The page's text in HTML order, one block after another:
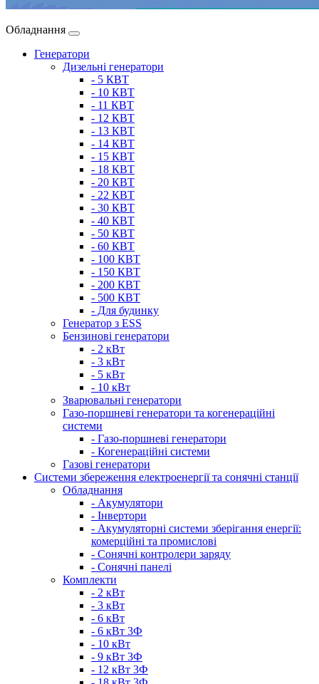
Обладнання
Генератори
Дизельні генератори
- 5 КВТ
- 10 КВТ
- 11 КВТ
- 12 КВТ
- 13 КВТ
- 14 КВТ
- 15 КВТ
- 18 КВТ
- 20 КВТ
- 22 КВТ
- 30 КВТ
- 40 КВТ
- 50 КВТ
- 60 КВТ
- 100 КВТ
- 150 КВТ
- 200 КВТ
- 500 КВТ
- Для будинку
Генератор з ESS
Бензинові генератори
- 2 кВт
- 3 кВт
- 5 кВт
- 10 кВт
Зварювальні генератори
Газо-поршневі генератори та когенераційні
системи
- Газо-поршневі генератори
- Когенераційні системи
Газові генератори
Системи збереження електроенергії та сонячні станції
Обладнання
- Акумулятори
- Інвертори
- Акумуляторні системи зберігання енергії:
комерційні та промислові
- Сонячні контролери заряду
- Сонячні панелі
Комплекти
- 2 кВт
- 3 кВт
- 6 кВт
- 6 кВт 3Ф
- 10 кВт
- 9 кВт 3Ф
- 12 кВт 3Ф